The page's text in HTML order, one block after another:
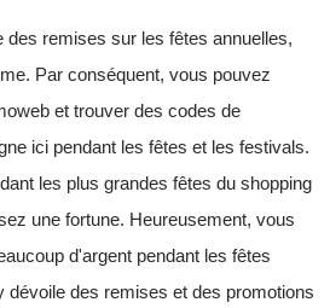
des remises sur les fêtes annuelles,
Par conséquent, vous pouvez
et trouver des codes de
ici pendant les fêtes et les festivals.
les plus grandes fêtes du shopping
une fortune. Heureusement, vous
d'argent pendant les fêtes
dévoile des remises et des promotions